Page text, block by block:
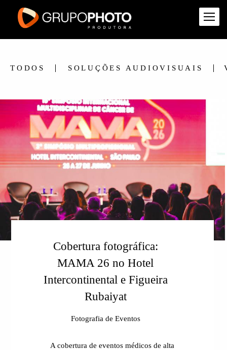
TODOS SOLUÇÕES AUDIOVISUAIS
Cobertura fotográfica:
MAMA 26 no Hotel
Intercontinental e Figueira
Rubaiyat
Fotografia de Eventos
A cobertura de eventos médicos de alta